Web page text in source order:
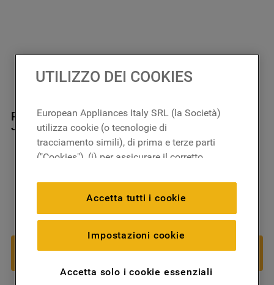
Resistenza 2000 W 220v'wdp2000x-phil'
J00056953
12,81 € ＋
－
AGGIUNGI AL CARRELLO
UTILIZZO DEI COOKIES
European Appliances Italy SRL (la Società)
utilizza cookie (o tecnologie di
tracciamento simili), di prima e terze parti
("Cookies"), (i) per assicurare il corretto
impostazioni scelte dall'utente e per
migliorare l'esperienza di navigazione
(cookie tecnici), (ii) per finalità statistiche e
per rilevare l’audience del nostro sito e
non personalizzati basati sulle abitudini
Accetta tutti i cookie
Impostazioni cookie
Accetta solo i cookie essenziali